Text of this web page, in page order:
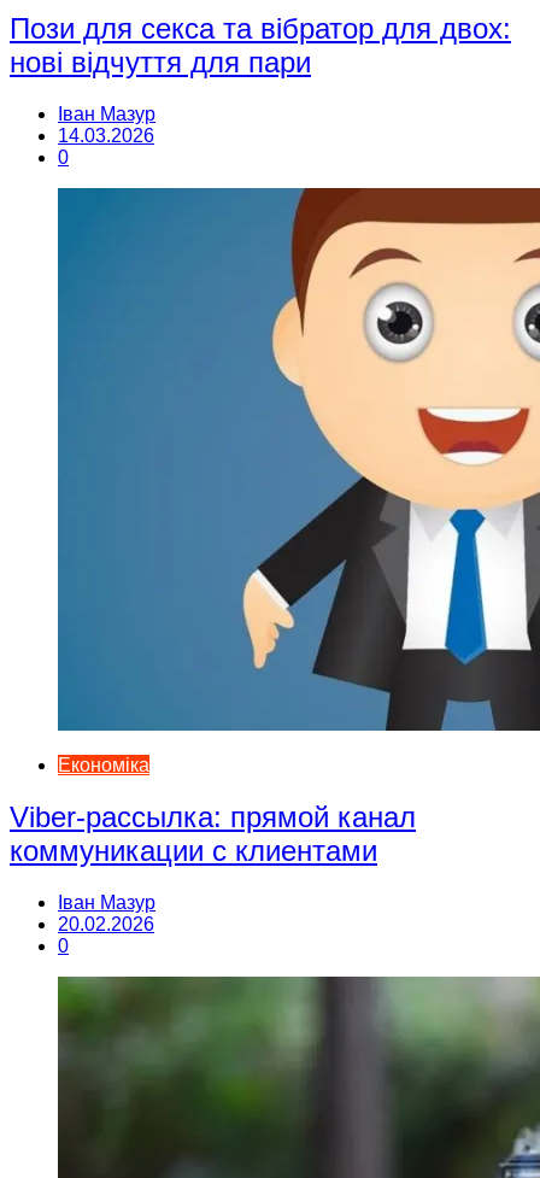
Пози для секса та вібратор для двох:
нові відчуття для пари
Іван Мазур
14.03.2026
0
Економіка
Viber-рассылка: прямой канал
коммуникации с клиентами
Іван Мазур
20.02.2026
0